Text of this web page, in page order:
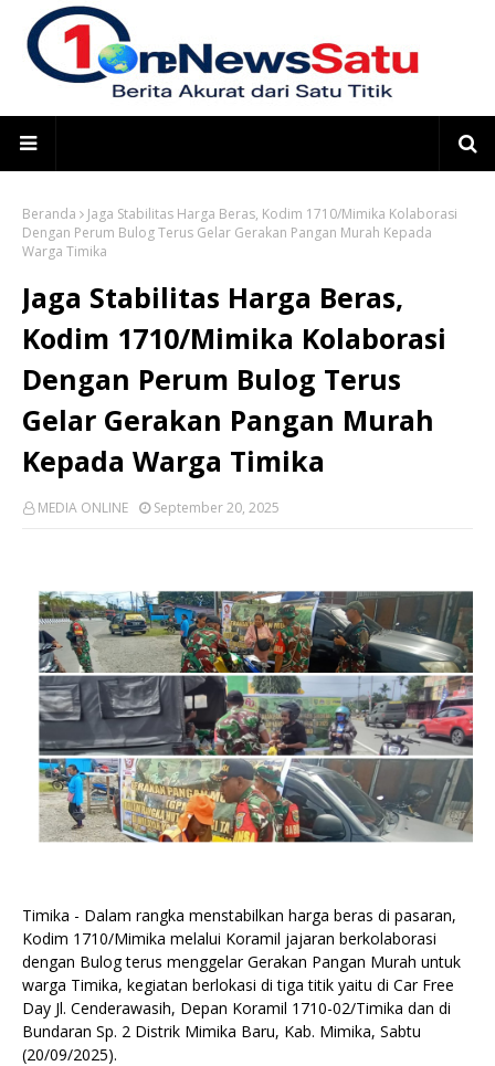
Beranda
Jaga Stabilitas Harga Beras, Kodim 1710/Mimika Kolaborasi
Dengan Perum Bulog Terus Gelar Gerakan Pangan Murah Kepada
Warga Timika
Jaga Stabilitas Harga Beras,
Kodim 1710/Mimika Kolaborasi
Dengan Perum Bulog Terus
Gelar Gerakan Pangan Murah
Kepada Warga Timika
MEDIA ONLINE September 20, 2025
Timika - Dalam rangka menstabilkan harga beras di pasaran,
Kodim 1710/Mimika melalui Koramil jajaran berkolaborasi
dengan Bulog terus menggelar Gerakan Pangan Murah untuk
warga Timika, kegiatan berlokasi di tiga titik yaitu di Car Free
Day Jl. Cenderawasih, Depan Koramil 1710-02/Timika dan di
Bundaran Sp. 2 Distrik Mimika Baru, Kab. Mimika, Sabtu
(20/09/2025).